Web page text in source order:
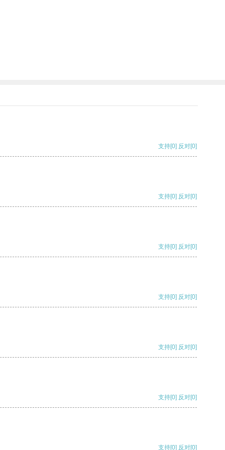
支持[0] 反对[0]
支持[0] 反对[0]
支持[0] 反对[0]
支持[0] 反对[0]
支持[0] 反对[0]
支持[0] 反对[0]
支持[0] 反对[0]